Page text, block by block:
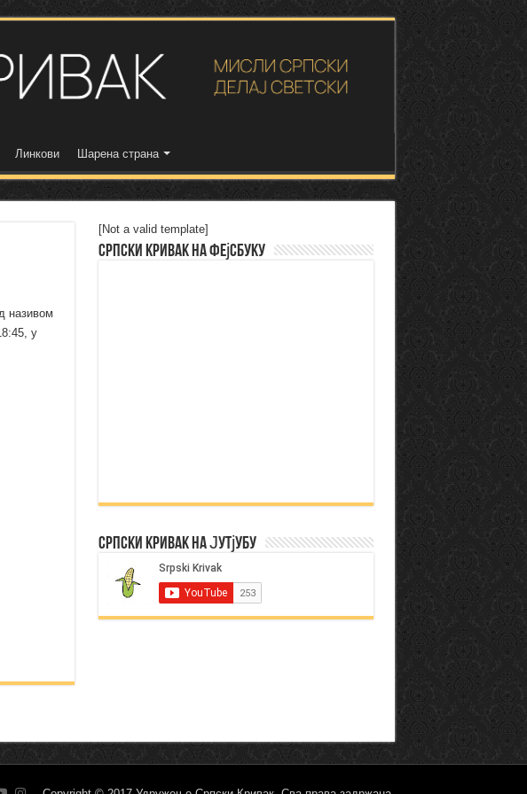
Линкови Шарена страна
називом
у
[Not a valid template]
Српски Кривак на Фејсбуку
Српски Кривак на Јутјубу